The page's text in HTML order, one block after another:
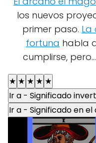
los nuevos
primer paso. La
fortuna habla
cumplirse,
★ ★ ★ ★ ★
Ir a - Significado
Ir a - Significado en el